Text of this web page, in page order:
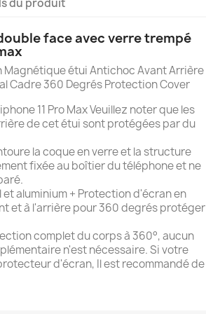
face avec verre trempé
étui Antichoc Avant Arrière
Cadre 360 Degrés Protection Cover
11 Pro Max Veuillez noter que les
de cet étui sont protégées par du
la coque en verre et la structure
fixée au boîtier du téléphone et ne
aluminium + Protection d'écran en
et à l'arrière pour 360 degrés protéger
complet du corps à 360°, aucun
n'est nécessaire. Si votre
d'écran, Il est recommandé de